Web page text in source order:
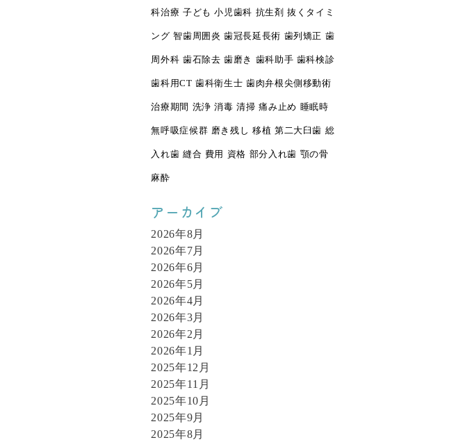
科治療 子ども 小児歯科 抗生剤 抜くタイミ
ング 智歯周囲炎 歯冠長延長術 歯列矯正 歯
周外科 歯石除去 歯磨き 歯科助手 歯科検診
歯科用CT 歯科衛生士 歯肉弁根尖側移動術
治療期間 洗浄 消毒 清掃 痛み止め 睡眠時
無呼吸症候群 磨き残し 移植 第二大臼歯 総
入れ歯 縫合 費用 資格 部分入れ歯 顎の骨
麻酔
アーカイブ
2026年8月
2026年7月
2026年6月
2026年5月
2026年4月
2026年3月
2026年2月
2026年1月
2025年12月
2025年11月
2025年10月
2025年9月
2025年8月